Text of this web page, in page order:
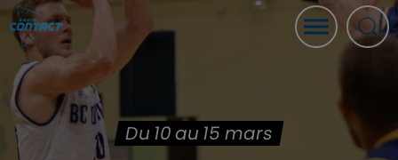
Du 10 au 15 mars